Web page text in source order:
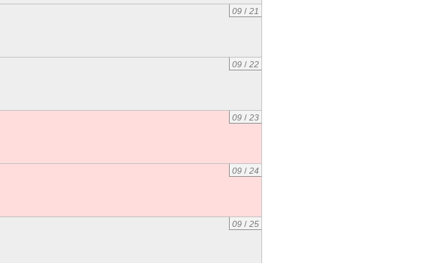
09/ 21
09/ 22
09/ 23
09/ 24
09/ 25